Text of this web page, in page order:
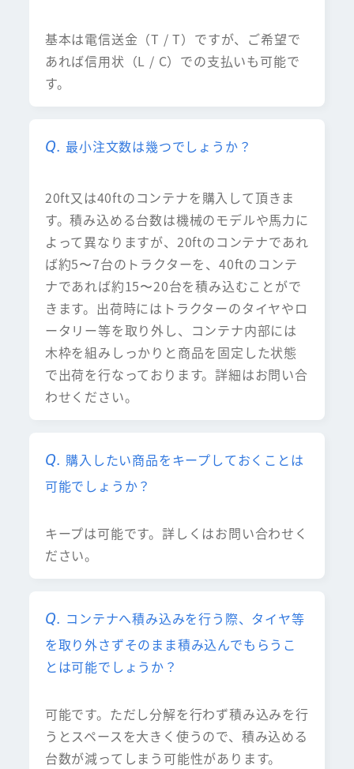
基本は電信送金（T / T）ですが、ご希望で
あれば信用状（L / C）での支払いも可能で
す。
最小注文数は幾つでしょうか？
20ft又は40ftのコンテナを購入して頂きま
す。積み込める台数は機械のモデルや馬力に
よって異なりますが、20ftのコンテナであれ
ば約5〜7台のトラクターを、40ftのコンテ
ナであれば約15〜20台を積み込むことがで
きます。出荷時にはトラクターのタイヤやロ
ータリー等を取り外し、コンテナ内部には
木枠を組みしっかりと商品を固定した状態
で出荷を行なっております。詳細はお問い合
わせください。
購入したい商品をキープしておくことは
可能でしょうか？
キープは可能です。詳しくはお問い合わせく
ださい。
コンテナへ積み込みを行う際、タイヤ等
を取り外さずそのまま積み込んでもらうこ
とは可能でしょうか？
可能です。ただし分解を行わず積み込みを行
うとスペースを大きく使うので、積み込める
台数が減ってしまう可能性があります。